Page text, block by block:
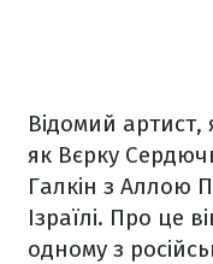
Відомий артист,
як Вєрку
Галкін з Аллою
Ізраїлі. Про це
одному з